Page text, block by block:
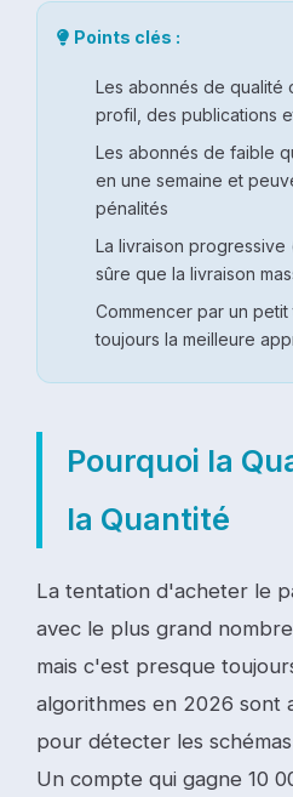
Points clés :
Les abonnés de qualité
profil, des publications
Les abonnés de faible
en une semaine et
pénalités
La livraison
sûre que la livraison
Commencer par un
toujours la meilleure
Pourquoi la
la Quantité
La tentation d'acheter le
avec le plus grand
mais c'est presque
algorithmes en 2026 sont
pour détecter les
Un compte qui gagne 10